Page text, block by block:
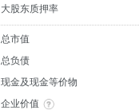
大股东质押率
总市值
总负债
现金及现金等价物
企业价值